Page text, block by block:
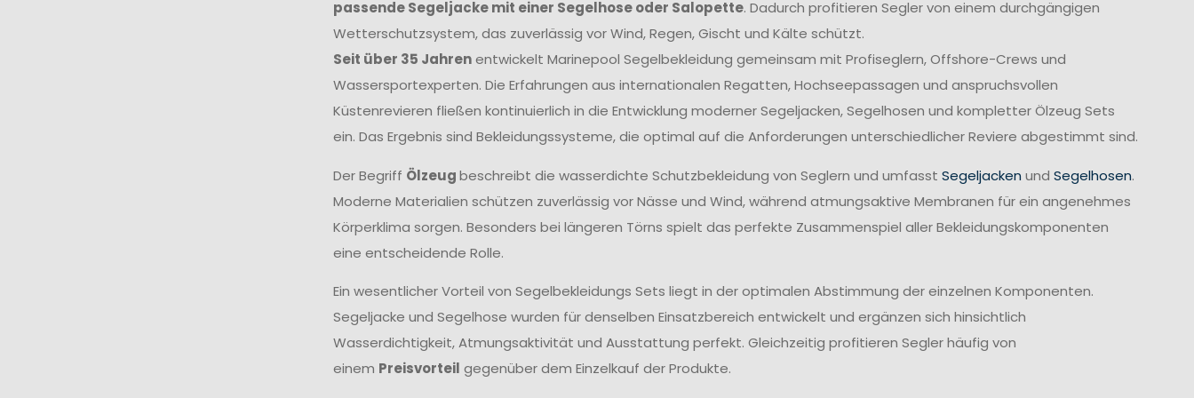
passende Segeljacke mit einer Segelhose oder Salopette. Dadurch profitieren Segler von einem durchgängigen
Wetterschutzsystem, das zuverlässig vor Wind, Regen, Gischt und Kälte schützt.
Seit über 35 Jahrenentwickelt Marinepool Segelbekleidung gemeinsam mit Profiseglern, Offshore-Crews und
Wassersportexperten. Die Erfahrungen aus internationalen Regatten, Hochseepassagen und anspruchsvollen
Küstenrevieren fließen kontinuierlich in die Entwicklung moderner Segeljacken, Segelhosen und kompletter Ölzeug Sets
ein. Das Ergebnis sind Bekleidungssysteme, die optimal auf die Anforderungen unterschiedlicher Reviere abgestimmt sind.
Der Begriff Ölzeugbeschreibt die wasserdichte Schutzbekleidung von Seglern und umfasst Segeljacken und Segelhosen.
Moderne Materialien schützen zuverlässig vor Nässe und Wind, während atmungsaktive Membranen für ein angenehmes
Körperklima sorgen. Besonders bei längeren Törns spielt das perfekte Zusammenspiel aller Bekleidungskomponenten
eine entscheidende Rolle.
Ein wesentlicher Vorteil von Segelbekleidungs Sets liegt in der optimalen Abstimmung der einzelnen Komponenten.
Segeljacke und Segelhose wurden für denselben Einsatzbereich entwickelt und ergänzen sich hinsichtlich
Wasserdichtigkeit, Atmungsaktivität und Ausstattung perfekt. Gleichzeitig profitieren Segler häufig von
einem Preisvorteil gegenüber dem Einzelkauf der Produkte.